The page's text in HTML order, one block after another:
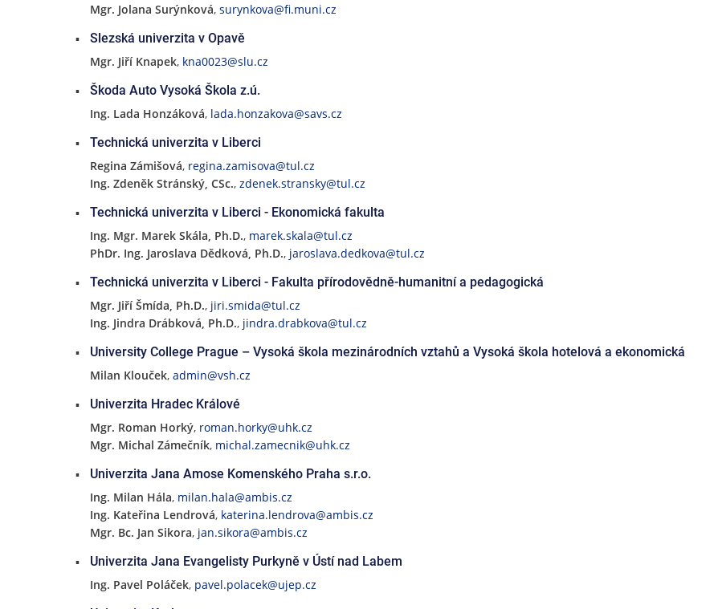
Mgr. Jolana Surýnková, surynkova@fi.muni.cz
Slezská univerzita v Opavě
Mgr. Jiří Knapek, kna0023@slu.cz
Škoda Auto Vysoká Škola z.ú.
Ing. Lada Honzáková, lada.honzakova@savs.cz
Technická univerzita v Liberci
Regina Zámišová, regina.zamisova@tul.cz
Ing. Zdeněk Stránský, CSc., zdenek.stransky@tul.cz
Technická univerzita v Liberci - Ekonomická fakulta
Ing. Mgr. Marek Skála, Ph.D., marek.skala@tul.cz
PhDr. Ing. Jaroslava Dědková, Ph.D., jaroslava.dedkova@tul.cz
Technická univerzita v Liberci - Fakulta přírodovědně-humanitní a pedagogická
Mgr. Jiří Šmída, Ph.D., jiri.smida@tul.cz
Ing. Jindra Drábková, Ph.D., jindra.drabkova@tul.cz
University College Prague – Vysoká škola mezinárodních vztahů a Vysoká škola hotelová a ekonomická
Milan Klouček, admin@vsh.cz
Univerzita Hradec Králové
Mgr. Roman Horký, roman.horky@uhk.cz
Mgr. Michal Zámečník, michal.zamecnik@uhk.cz
Univerzita Jana Amose Komenského Praha s.r.o.
Ing. Milan Hála, milan.hala@ambis.cz
Ing. Kateřina Lendrová, katerina.lendrova@ambis.cz
Mgr. Bc. Jan Sikora, jan.sikora@ambis.cz
Univerzita Jana Evangelisty Purkyně v Ústí nad Labem
Ing. Pavel Poláček, pavel.polacek@ujep.cz